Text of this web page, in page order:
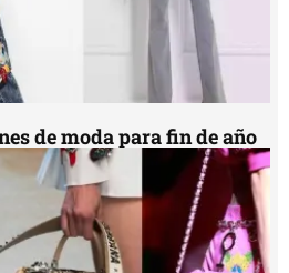
de moda para fin de año